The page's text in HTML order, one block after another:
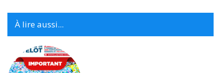
À lire aussi...